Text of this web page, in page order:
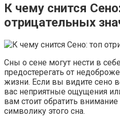
К чему снится
отрицательных
Сны о сене могут нести в
предостерегать от
жизни. Если вы видите сено
вас неприятные ощущения
вам стоит обратить
символику этого сна.